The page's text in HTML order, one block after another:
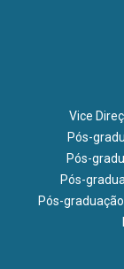
Vice
Pós-
Pós-
Pós-
Pós-